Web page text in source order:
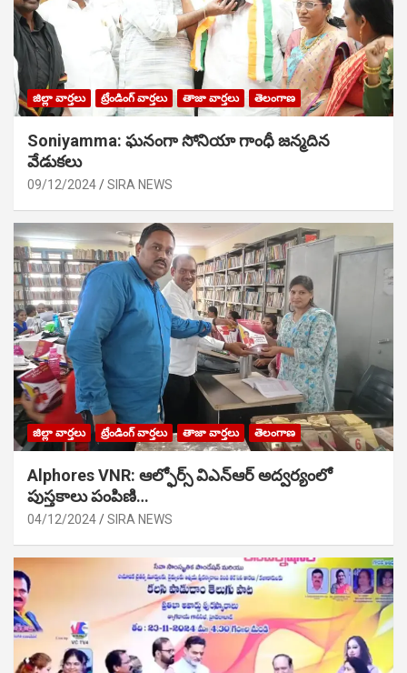
జిల్లా వార్తలు ట్రేండింగ్ వార్తలు తాజా వార్తలు తెలంగాణ
Soniyamma: ఘ‌నంగా సోనియా గాంధీ జ‌న్మ‌దిన
వేడుక‌లు
09/12/2024 SIRA NEWS
జిల్లా వార్తలు ట్రేండింగ్ వార్తలు తాజా వార్తలు తెలంగాణ
Alphores VNR: ఆల్ఫోర్స్ విఎన్ఆర్ అద్వర్యంలో
పుస్తకాలు పంపిణి…
04/12/2024 SIRA NEWS